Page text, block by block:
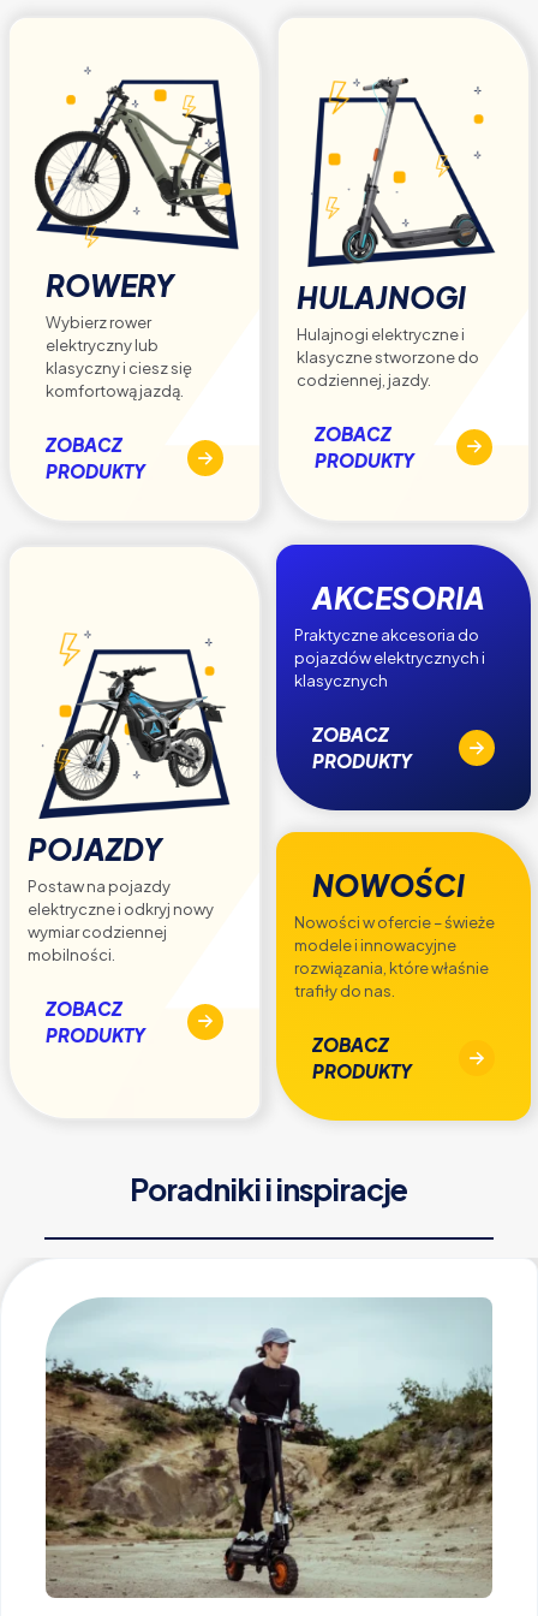
ROWERY
Wybierz rower
elektryczny lub
klasyczny i ciesz się
komfortową jazdą.
ZOBACZ
PRODUKTY
HULAJNOGI
Hulajnogi elektryczne i
klasyczne stworzone do
codziennej, jazdy.
ZOBACZ
PRODUKTY
POJAZDY
Postaw na pojazdy
elektryczne i odkryj nowy
wymiar codziennej
mobilności.
ZOBACZ
PRODUKTY
AKCESORIA
Praktyczne akcesoria do
pojazdów elektrycznych i
klasycznych
ZOBACZ
PRODUKTY
NOWOŚCI
Nowości w ofercie – świeże
modele i innowacyjne
rozwiązania, które właśnie
trafiły do nas.
ZOBACZ
PRODUKTY
Poradniki i inspiracje